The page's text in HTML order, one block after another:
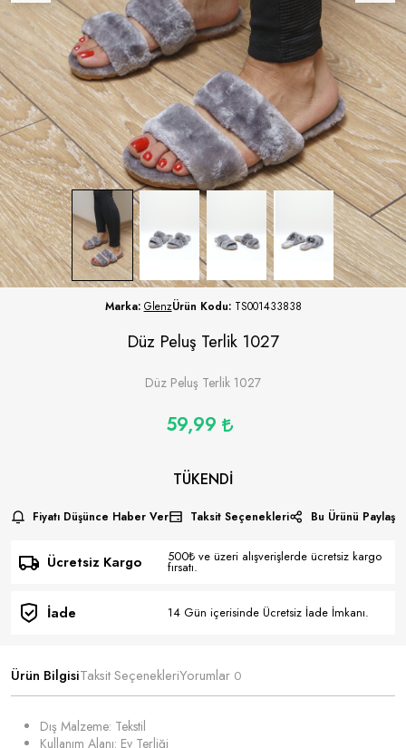
Marka: GlenzÜrün Kodu: TS001433838
Düz Peluş Terlik 1027
Düz Peluş Terlik 1027
59,99
TÜKENDI
Fiyatı Düşünce Haber Ver Taksit Seçenekleri Bu Ürünü Paylaş
Ücretsiz Kargo 500₺ ve üzeri alışverişlerde ücretsiz kargo
fırsatı.
İade 14 Gün içerisinde Ücretsiz İade İmkanı.
Ürün BilgisiTaksit SeçenekleriYorumlar 0
Dış Malzeme: Tekstil
Kullanım Alanı: Ev Terliği